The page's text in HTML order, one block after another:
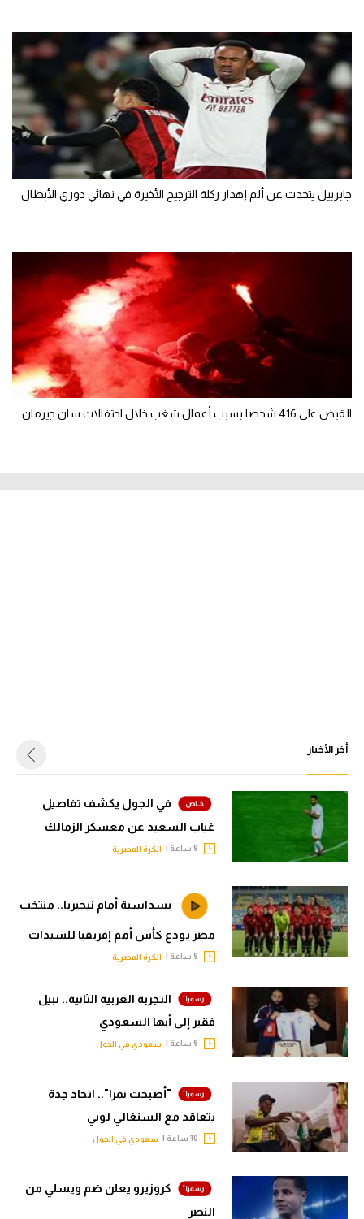
جابرييل يتحدث عن ألم إهدار ركلة الترجيح الأخيرة في نهائي دوري الأبطال
القبض على 416 شخصا بسبب أعمال شغب خلال احتفالات سان جيرمان
أخر الأخبار
في الجول يكشف تفاصيل
غياب السعيد عن معسكر الزمالك
الكرة المصرية
بسداسية أمام نيجيريا.. منتخب
مصر يودع كأس أمم إفريقيا للسيدات
الكرة المصرية
التجربة العربية الثانية.. نبيل
فقير إلى أبها السعودي
سعودي في الجول
"أصبحت نمرا".. اتحاد جدة
يتعاقد مع السنغالي لوبي
سعودي في الجول
كروزيرو يعلن ضم ويسلي من
النصر